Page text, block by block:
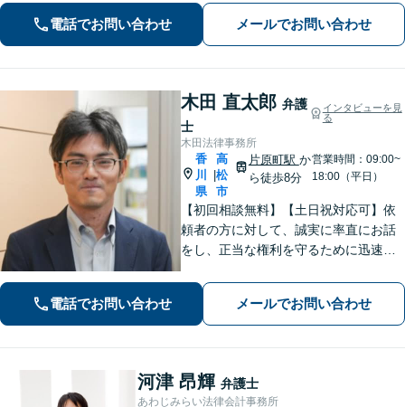
【離婚問題】不貞慰謝料の請求する側
／された側、双方に対応【弁護士歴10
年以上】
電話でお問い合わせ メールでお問い合わせ
木田 直太郎 弁護
士
インタビューを見
る
木田法律事務所
香
川
県
高
松
市
片原町駅 か
ら徒歩8分
営業時間：09:00~
18:00（平日）
【初回相談無料】【土日祝対応可】依
頼者の方に対して、誠実に率直にお話
をし、正当な権利を守るために迅速に
テラン弁護士のノウハウと、若手弁護
士のフットワークで、依頼者の方の多
様なニーズに応えます。
電話でお問い合わせ メールでお問い合わせ
河津 昂輝 弁護士
あわじみらい法律会計事務所